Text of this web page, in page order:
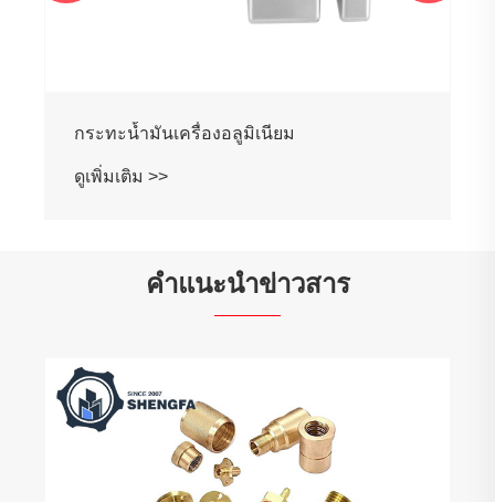
กระทะน้ำมันเครื่องอลูมิเนียม
ดูเพิ่มเติม >>
คำแนะนำข่าวสาร